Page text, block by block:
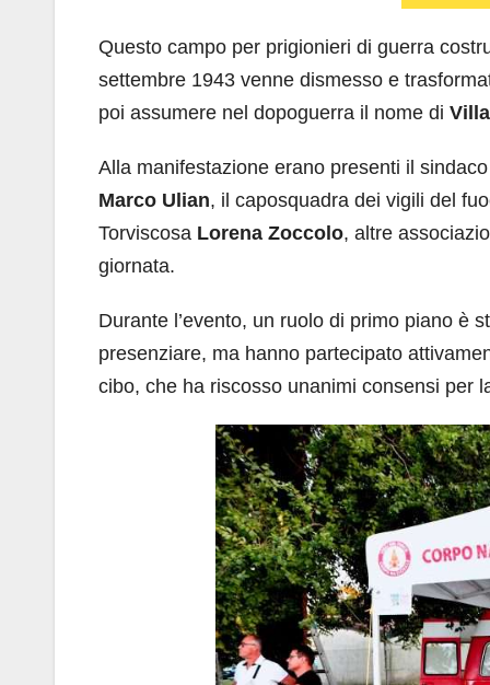
Questo campo per prigionieri di guerra
settembre 1943 venne dismesso e
poi assumere nel dopoguerra il nome di
Alla manifestazione erano presenti il
Marco Ulian, il caposquadra dei vigili del
Torviscosa Lorena Zoccolo, altre
giornata.
Durante l’evento, un ruolo di primo piano è
presenziare, ma hanno partecipato
cibo, che ha riscosso unanimi consensi per